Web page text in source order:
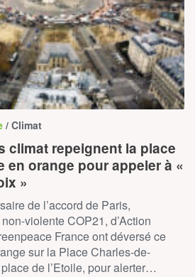
/ Climat
climat repeignent la place
en orange pour appeler à «
»
de l’accord de Paris,
violente COP21, d’Action
France ont déversé ce
sur la Place Charles-de-
de l’Etoile, pour alerter…